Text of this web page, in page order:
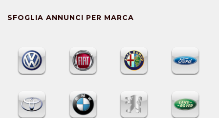
SFOGLIA ANNUNCI PER MARCA